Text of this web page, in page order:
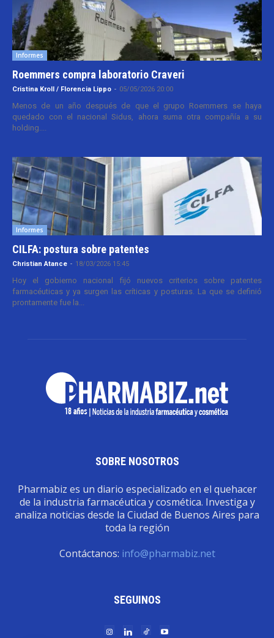
Informes
Roemmers compra laboratorio Craveri
Cristina Kroll / Florencia Lippo - 05/05/2026 20:00
Menos de un año después de que el grupo Roemmers se haya
quedado con el nacional Sidus, ahora suma otra compañía a su
holding....
Informes
CILFA: postura sobre patentes
Christian Atance - 18/03/2026 15:45
Hoy el gobierno nacional fijó nuevos criterios sobre patentes
farmacéuticas y ya surgen las críticas y posturas. La que se definió
prontamente fue la...
SOBRE NOSOTROS
Pharmabiz es un diario especializado en el quehacer
de la industria farmacéutica y cosmética. Investiga y
analiza noticias desde la Ciudad de Buenos Aires para
toda la región
Contáctanos: info@pharmabiz.net
SEGUINOS